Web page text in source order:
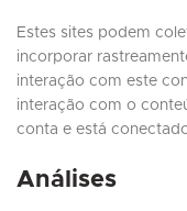
Estes sites podem
incorporar
interação com este
interação com o
conta e está
Análises